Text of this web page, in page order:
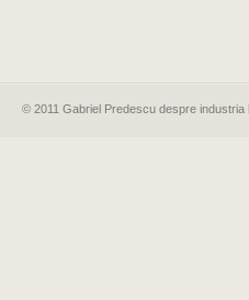
© 2011 Gabriel Predescu despre industria